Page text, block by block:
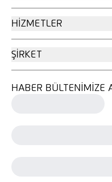
HIZMETLER
ŞIRKET
HABER BÜLTENIMIZE